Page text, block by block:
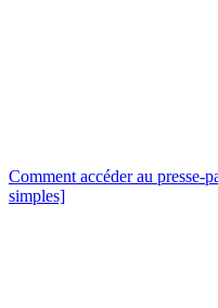
Comment accéder au presse-
simples]